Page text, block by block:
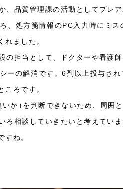
、品質管理課の活動としてプレ
、処方箋情報のPC入力時にミ
れました。
の担当として、ドクターや看護
ーの解消です。6剤以上投与さ
ころです。
か」を判断できないため、周
ろ相談していきたいと考えてい
すね。